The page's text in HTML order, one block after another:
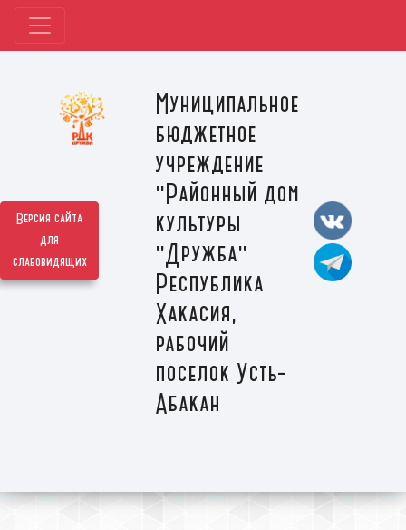
Версия сайта
для
слабовидящих
Муниципальное
бюджетное
учреждение
"Районный дом
культуры
"Дружба"
Республика
Хакасия,
рабочий
поселок Усть-
Абакан